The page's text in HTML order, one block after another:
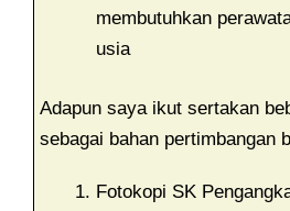
membutuhkan
usia
Adapun saya ikut sertakan
sebagai bahan pertimbangan
Fotokopi SK